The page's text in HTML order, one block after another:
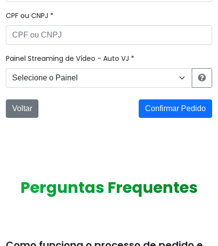
CPF ou CNPJ *
Painel Streaming de Vídeo - Auto VJ *
Voltar Confirmar Pedido
Perguntas Frequentes